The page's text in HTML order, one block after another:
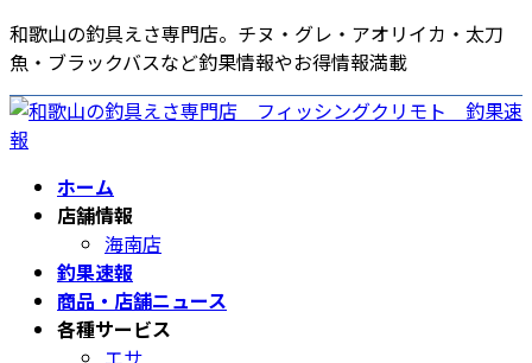
コ
ン
テ
ン
ツ
ナ
ビ
ゲ
ー
シ
和歌山の釣具えさ専門店。チヌ・グレ・アオリイカ・太刀
魚・ブラックバスなど釣果情報やお得情報満載
ホーム
店舗情報
海南店
釣果速報
商品・店舗ニュース
各種サービス
エサ